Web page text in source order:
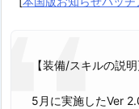
【装備/スキルの説
5月に実施したVer